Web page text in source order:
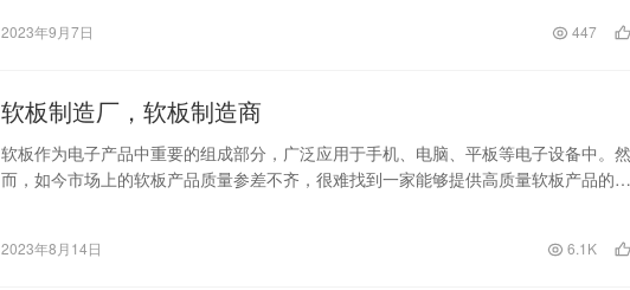
2023年9月7日 447
软板制造厂，软板制造商
软板作为电子产品中重要的组成部分，广泛应用于手机、电脑、平板等电子设备中。然
而，如今市场上的软板产品质量参差不齐，很难找到一家能够提供高质量软板产品的制
2023年8月14日 6.1K